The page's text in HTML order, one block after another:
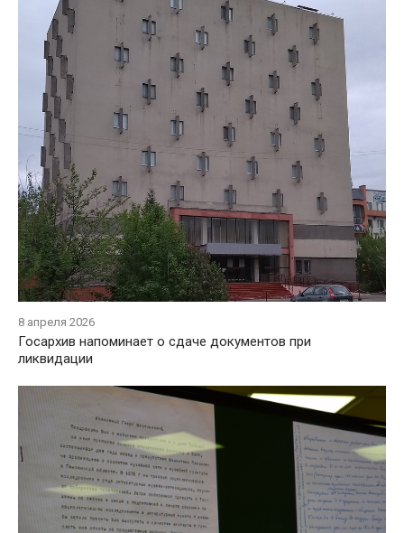
8 апреля 2026
Госaрхив напоминает o сдaче документов при
ликвидaции